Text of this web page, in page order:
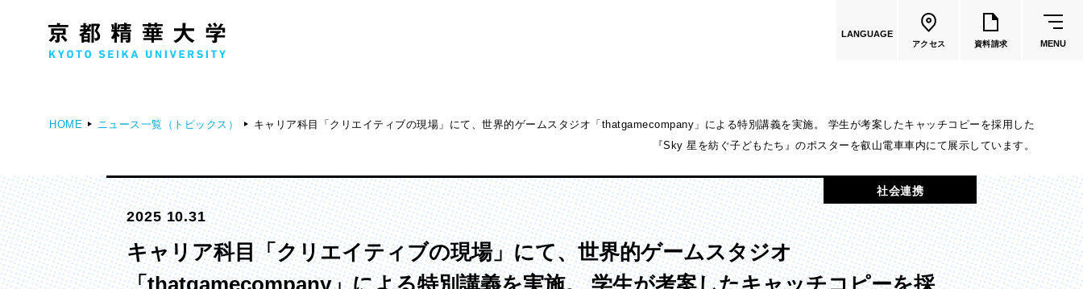
LANGUAGE
アクセス 資料請求 MENU
歴史コース
文学コース
社会コース
国際文化コース
メディア表現学科 造形学科
教員一覧
国際文化学部
（2026年度募集停止）
HOME ニュース一覧（トピックス）
キャリア科目「クリエイティブの現場」にて、世界的ゲームスタジオ「thatgamecompany」による特別講義を実施。 学生が考案したキャッチコピーを採用した
『Sky 星を紡ぐ子どもたち』のポスターを叡山電車車内にて展示しています。
社会連携
2025 10.31
キャリア科目「クリエイティブの現場」にて、世界的ゲームスタジオ
「thatgamecompany」による特別講義を実施。 学生が考案したキャッチコピーを採